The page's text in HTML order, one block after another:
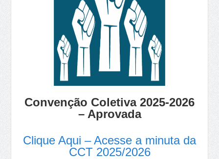
Convenção Coletiva 2025-2026
– Aprovada
Clique Aqui – Acesse a minuta da
CCT 2025/2026